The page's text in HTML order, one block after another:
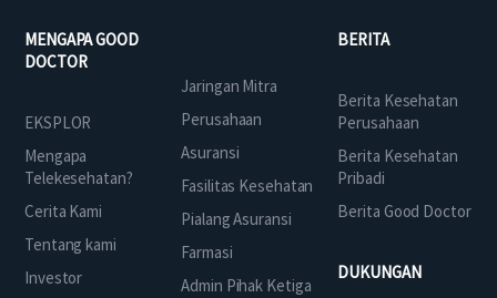
MENGAPA GOOD
DOCTOR
EKSPLOR
Mengapa
Telekesehatan?
Cerita Kami
Tentang kami
Investor
Jaringan Mitra
Perusahaan
Asuransi
Fasilitas Kesehatan
Pialang Asuransi
Farmasi
Admin Pihak Ketiga
BERITA
Berita Kesehatan
Perusahaan
Berita Kesehatan
Pribadi
Berita Good Doctor
DUKUNGAN